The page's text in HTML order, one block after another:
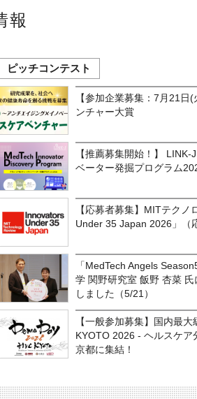
報
ピッチコンテスト
【参加企業募集：7月21
ンチャー大賞
【推薦募集開始！】
ベーター発掘プログラム
【応募者募集】MITテク
Under 35 Japan 2026」（
「MedTech Angels
学 関野研究室 飯野 杏菜
しました（5/21）
【一般参加募集】国内最
KYOTO 2026 - ヘルスケ
京都に集結！